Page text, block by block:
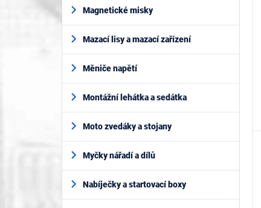
Magnetické misky
Mazací lisy a mazací zařízení
Měniče napětí
Montážní lehátka a sedátka
Moto zvedáky a stojany
Myčky nářadí a dílů
Nabíječky a startovací boxy